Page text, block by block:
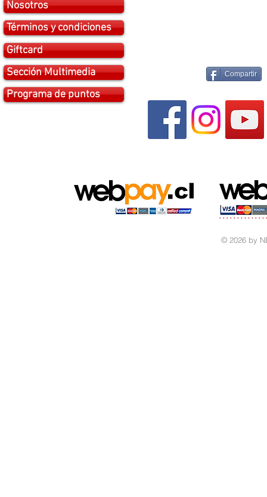
Nosotros
Términos y condiciones
Giftcard
Sección Multimedia
Programa de puntos
Compartir
© 2026 by